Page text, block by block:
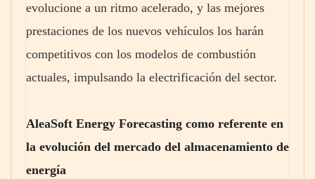
evolucione a un ritmo acelerado, y las mejores
prestaciones de los nuevos vehículos los harán
competitivos con los modelos de combustión
actuales, impulsando la electrificación del sector.
AleaSoft Energy Forecasting como referente en
la evolución del mercado del almacenamiento de
energía